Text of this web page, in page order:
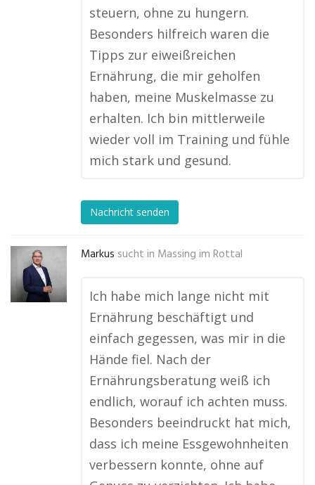
steuern, ohne zu hungern.
Besonders hilfreich waren die
Tipps zur eiweißreichen
Ernährung, die mir geholfen
haben, meine Muskelmasse zu
erhalten. Ich bin mittlerweile
wieder voll im Training und fühle
mich stark und gesund.
Nachricht senden
Markus sucht in Massing im Rottal
Ich habe mich lange nicht mit
Ernährung beschäftigt und
einfach gegessen, was mir in die
Hände fiel. Nach der
Ernährungsberatung weiß ich
endlich, worauf ich achten muss.
Besonders beeindruckt hat mich,
dass ich meine Essgewohnheiten
verbessern konnte, ohne auf